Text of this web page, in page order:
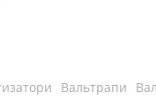
Вальтрапи